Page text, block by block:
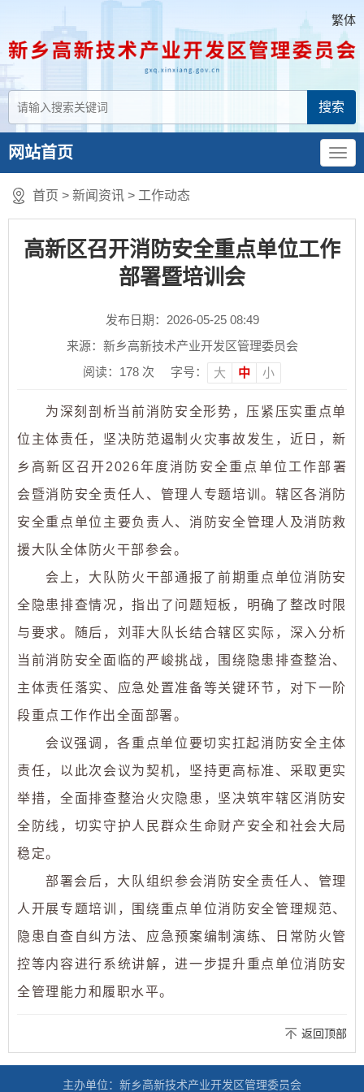
繁体
网站首页
首页 > 新闻资讯 > 工作动态
高新区召开消防安全重点单位工作
部署暨培训会
发布日期：2026-05-25 08:49
来源：新乡高新技术产业开发区管理委员会
阅读： 178 次 字号： 大 中 小
为深刻剖析当前消防安全形势，压紧压实重点单
位主体责任，坚决防范遏制火灾事故发生，近日，新
乡高新区召开2026年度消防安全重点单位工作部署
会暨消防安全责任人、管理人专题培训。辖区各消防
安全重点单位主要负责人、消防安全管理人及消防救
援大队全体防火干部参会。
会上，大队防火干部通报了前期重点单位消防安
全隐患排查情况，指出了问题短板，明确了整改时限
与要求。随后，刘菲大队长结合辖区实际，深入分析
当前消防安全面临的严峻挑战，围绕隐患排查整治、
主体责任落实、应急处置准备等关键环节，对下一阶
段重点工作作出全面部署。
会议强调，各重点单位要切实扛起消防安全主体
责任，以此次会议为契机，坚持更高标准、采取更实
举措，全面排查整治火灾隐患，坚决筑牢辖区消防安
全防线，切实守护人民群众生命财产安全和社会大局
稳定。
部署会后，大队组织参会消防安全责任人、管理
人开展专题培训，围绕重点单位消防安全管理规范、
隐患自查自纠方法、应急预案编制演练、日常防火管
控等内容进行系统讲解，进一步提升重点单位消防安
全管理能力和履职水平。
返回顶部
主办单位：新乡高新技术产业开发区管理委员会